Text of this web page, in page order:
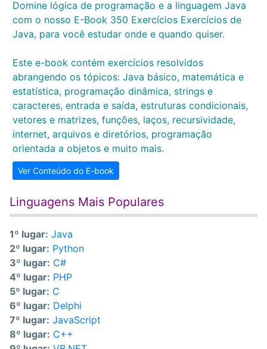
Domine lógica de programação e a linguagem Java
com o nosso E-Book 350 Exercícios Exercícios de
Java, para você estudar onde e quando quiser.
Este e-book contém exercícios resolvidos
abrangendo os tópicos: Java básico, matemática e
estatística, programação dinâmica, strings e
caracteres, entrada e saída, estruturas condicionais,
vetores e matrizes, funções, laços, recursividade,
internet, arquivos e diretórios, programação
orientada a objetos e muito mais.
Ver Conteúdo do E-book
Linguagens Mais Populares
1º lugar: Java
2º lugar: Python
3º lugar: C#
4º lugar: PHP
5º lugar: C
6º lugar: Delphi
7º lugar: JavaScript
8º lugar: C++